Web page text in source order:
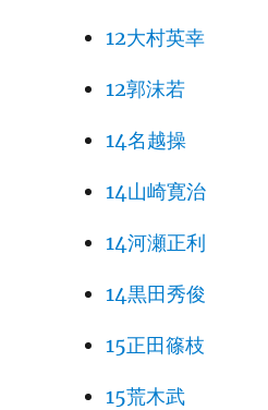
12大村英幸
12郭沫若
14名越操
14山崎寛治
14河瀬正利
14黒田秀俊
15正田篠枝
15荒木武